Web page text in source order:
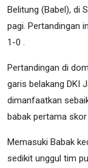
Belitung (Babel), di
pagi. Pertandingan
1-0 .
Pertandingan di
garis belakang DKI
dimanfaatkan
babak pertama
Memasuki Babak
sedikit unggul tim